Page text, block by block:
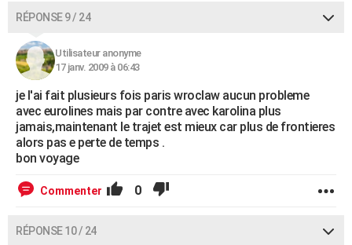
RÉPONSE 9 / 24
Utilisateur anonyme
17 janv. 2009 à 06:43
je l'ai fait plusieurs fois paris wroclaw aucun probleme
avec eurolines mais par contre avec karolina plus
jamais,maintenant le trajet est mieux car plus de frontieres
alors pas e perte de temps .
bon voyage
Commenter 0
RÉPONSE 10 / 24